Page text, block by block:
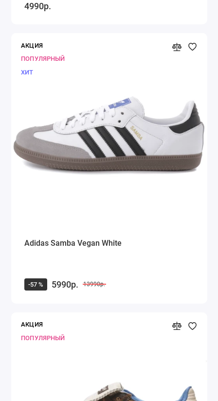
4990р.
АКЦИЯ
ПОПУЛЯРНЫЙ
ХИТ
Adidas Samba Vegan White
-57 % 5990р. 13990р.
АКЦИЯ
ПОПУЛЯРНЫЙ